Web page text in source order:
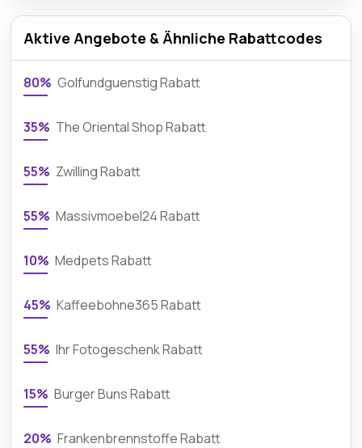
Aktive Angebote & Ähnliche Rabattcodes
80% Golfundguenstig Rabatt
35% The Oriental Shop Rabatt
55% Zwilling Rabatt
55% Massivmoebel24 Rabatt
10% Medpets Rabatt
45% Kaffeebohne365 Rabatt
55% Ihr Fotogeschenk Rabatt
15% Burger Buns Rabatt
20% Frankenbrennstoffe Rabatt